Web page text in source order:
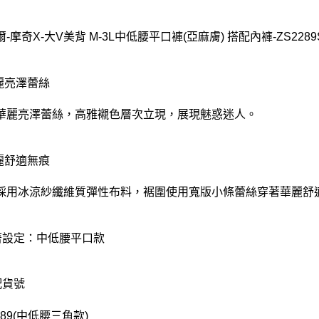
-摩奇X-大V美背 M-3L中低腰平口褲(亞麻膚) 搭配內褲-
亮澤蕾絲
麗亮澤蕾絲，高雅襯色層次立現，展現魅惑迷人。
舒適無痕
用冰涼紗纖維質彈性布料，裾圍使用寬版小條蕾絲穿著華麗舒
定：中低腰平口款
號
中低腰三角款)